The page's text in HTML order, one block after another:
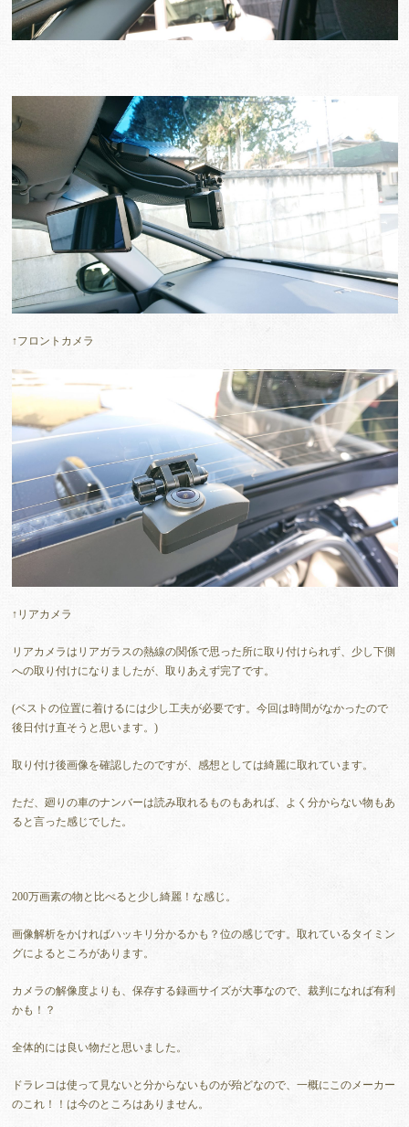
↑フロントカメラ
↑リアカメラ
リアカメラはリアガラスの熱線の関係で思った所に取り付けられず、少し下側
への取り付けになりましたが、取りあえず完了です。
(ベストの位置に着けるには少し工夫が必要です。今回は時間がなかったので
後日付け直そうと思います。)
取り付け後画像を確認したのですが、感想としては綺麗に取れています。
ただ、廻りの車のナンバーは読み取れるものもあれば、よく分からない物もあ
ると言った感じでした。
200万画素の物と比べると少し綺麗！な感じ。
画像解析をかければハッキリ分かるかも？位の感じです。取れているタイミン
グによるところがあります。
カメラの解像度よりも、保存する録画サイズが大事なので、裁判になれば有利
かも！？
全体的には良い物だと思いました。
ドラレコは使って見ないと分からないものが殆どなので、一概にこのメーカー
のこれ！！は今のところはありません。